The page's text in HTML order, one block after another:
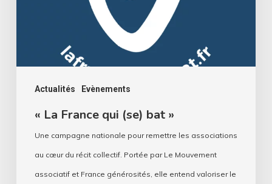
Actualités Evènements
« La France qui (se) bat »
Une campagne nationale pour remettre les associations
au cœur du récit collectif. Portée par Le Mouvement
associatif et France générosités, elle entend valoriser le